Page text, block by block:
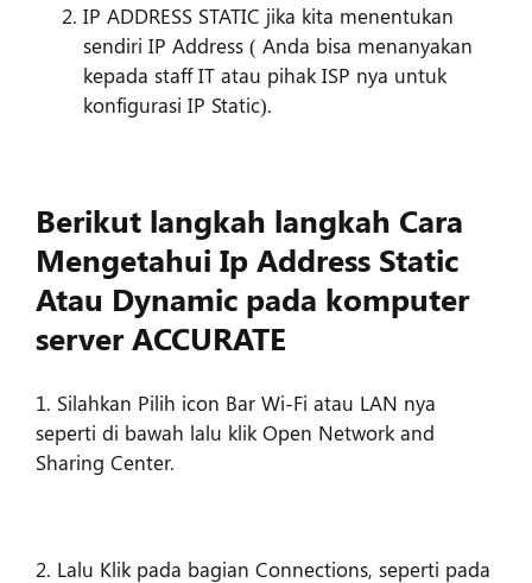
IP ADDRESS STATIC jika kita menentukan
sendiri IP Address ( Anda bisa menanyakan
kepada staff IT atau pihak ISP nya untuk
konfigurasi IP Static).
Berikut langkah langkah Cara
Mengetahui Ip Address Static
Atau Dynamic pada komputer
server ACCURATE
1. Silahkan Pilih icon Bar Wi-Fi atau LAN nya
seperti di bawah lalu klik Open Network and
Sharing Center.
2. Lalu Klik pada bagian Connections, seperti pada